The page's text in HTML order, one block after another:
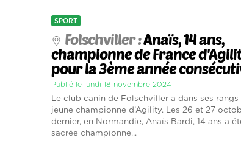
SPORT
Folschviller :Anaïs, 14 ans,
championne de France
pour la 3ème année
Publié le lundi 18 novembre 2024
Le club canin de Folschviller a dans ses rangs
jeune championne d’Agility. Les 26 et 27
dernier, en Normandie, Anaïs Bardi, 14 ans a
sacrée championne...